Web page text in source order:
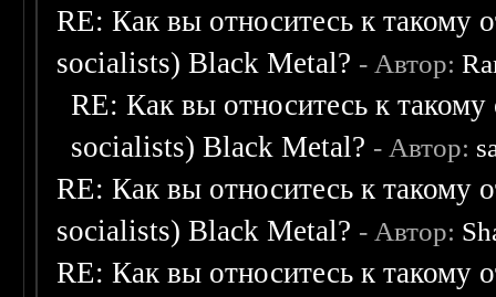
RE: Как вы относитесь к такому
socialists) Black Metal? - Автор:
RE: Как вы относитесь к
socialists) Black Metal? - Автор:
RE: Как вы относитесь к такому
socialists) Black Metal? - Автор:
RE: Как вы относитесь к такому